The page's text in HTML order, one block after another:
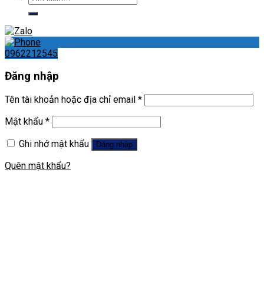
kiếm:
0962212545
Đăng nhập
Tên tài khoản hoặc địa chỉ email *
Mật khẩu *
Ghi nhớ mật khẩu
Đăng nhập
Quên mật khẩu?